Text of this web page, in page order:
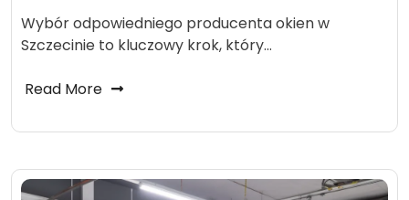
Wybór odpowiedniego producenta okien w
Szczecinie to kluczowy krok, który…
Read More